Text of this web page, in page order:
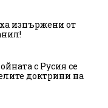
изпържени от
с Русия се
доктрини на